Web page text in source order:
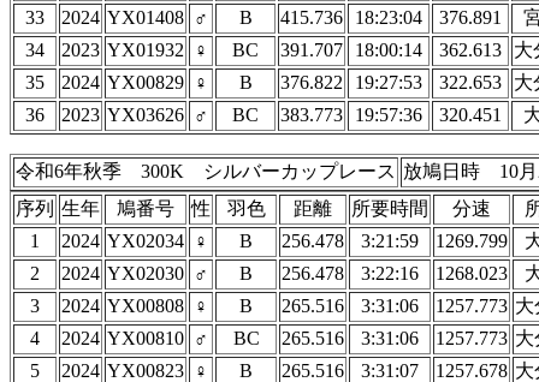
33
2024 YX01408 ♂ B 415.736 18:23:04 376.891
34
2023 YX01932 ♀ BC 391.707 18:00:14 362.613
大
35
2024 YX00829 ♀ B 376.822 19:27:53 322.653
大
36
2023 YX03626 ♂ BC 383.773 19:57:36 320.451
令和6年秋季 300K シルバーカップレース 放鳩日時 10
序列 生年 鳩番号 性 羽色 距離 所要時間 分速
1
2024 YX02034 ♀ B 256.478 3:21:59 1269.799
2
2024 YX02030 ♂ B 256.478 3:22:16 1268.023
3
2024 YX00808 ♀ B 265.516 3:31:06 1257.773 大
4
2024 YX00810 ♂ BC 265.516 3:31:06 1257.773 大
5
2024 YX00823 ♀ B 265.516 3:31:07 1257.678 大